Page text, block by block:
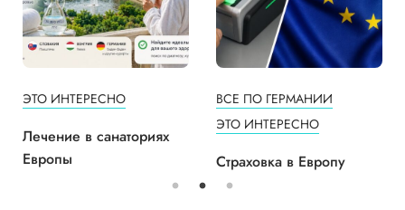
ЭТО ИНТЕРЕСНО
Лечение в санаториях
Европы
ВСЕ ПО ГЕРМАНИИ
ЭТО ИНТЕРЕСНО
Страховка в Европу